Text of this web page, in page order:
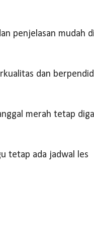
penjelasan mudah
dan
merah tetap
tetap ada jadwal les